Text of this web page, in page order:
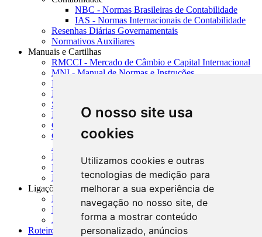
O nosso site usa
cookies
Utilizamos cookies e outras
tecnologias de medição para
melhorar a sua experiência de
navegação no nosso site, de
forma a mostrar conteúdo
personalizado, anúncios
NBC - Normas Brasileiras de Contabilidade
IAS - Normas Internacionais de Contabilidade
Resenhas Diárias Governamentais
Normativos Auxiliares
Manuais e Cartilhas
RMCCI - Mercado de Câmbio e Capital Internacional
MNI - Manual de Normas e Instruções
MTVM - Manual de Títulos e Valores Mobiliários
MCR - Manual de Crédito Rural
SISORF - Manual de Organização do SFN
MASUP - Manual de Supervisão Bancária
CADOC - Catálogo de Documentos
CNAE-CONCLA - Classificação Nacional de
Atividades Econômicas
PMF - Cartilhas do BCB
Manuais Auxiliares do BCB e Cosif-e
Resenhas Diárias Governamentais
Ligações Externas
Links Úteis
Presidência da República
Agências Nacionais Reguladoras
Roteiros para Estudos